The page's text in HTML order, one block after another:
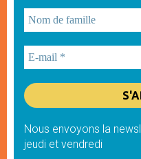
Nous envoyons la
jeudi et vendredi